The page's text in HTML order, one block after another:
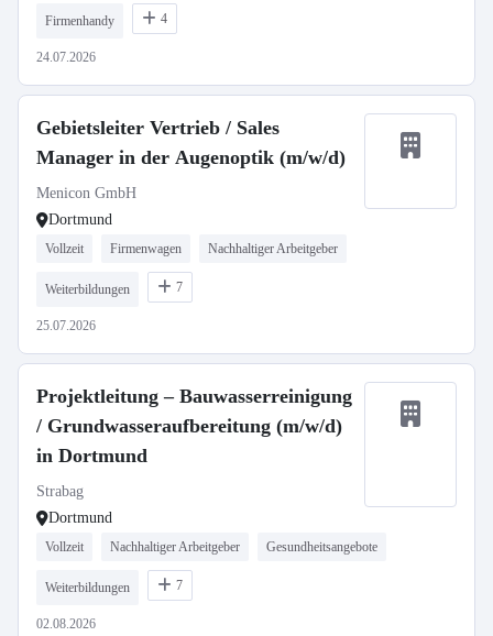
Firmenhandy 4
24.07.2026
Gebietsleiter Vertrieb / Sales
Manager in der Augenoptik (m/w/d)
Menicon GmbH
Dortmund
Vollzeit Firmenwagen Nachhaltiger Arbeitgeber
Weiterbildungen 7
25.07.2026
Projektleitung – Bauwasserreinigung
/ Grundwasseraufbereitung (m/w/d)
in Dortmund
Strabag
Dortmund
Vollzeit Nachhaltiger Arbeitgeber Gesundheitsangebote
Weiterbildungen 7
02.08.2026